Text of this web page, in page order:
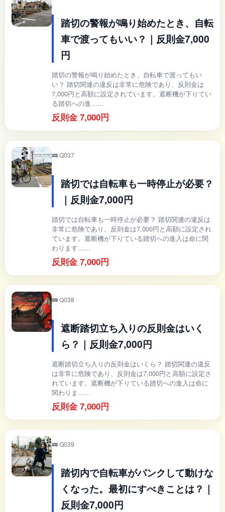
踏切の警報が鳴り始めたとき、自転
車で渡ってもいい？｜反則金7,000
円
踏切の警報が鳴り始めたとき、自転車で渡ってもい
い？ 踏切関連の違反は非常に危険であり、反則金は
7,000円と高額に設定されています。遮断機が下りてい
る踏切への進……
反則金 7,000円
🚃 Q037
踏切では自転車も一時停止が必要？
｜反則金7,000円
踏切では自転車も一時停止が必要？ 踏切関連の違反は
非常に危険であり、反則金は7,000円と高額に設定され
ています。遮断機が下りている踏切への進入は命に関
わります……
反則金 7,000円
🚃 Q038
遮断踏切立ち入りの反則金はいく
ら？｜反則金7,000円
遮断踏切立ち入りの反則金はいくら？ 踏切関連の違反
は非常に危険であり、反則金は7,000円と高額に設定さ
れています。遮断機が下りている踏切への進入は命に
関わりま……
反則金 7,000円
🚃 Q039
踏切内で自転車がパンクして動けな
くなった。最初にすべきことは？｜
反則金7,000円